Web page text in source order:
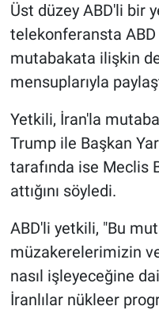
Üst düzey ABD'li bir
telekonferansta ABD
mutabakata ilişkin
mensuplarıyla
Yetkili, İran'la
Trump ile Başkan
tarafında ise Meclis
attığını söyledi.
ABD'li yetkili, "Bu
müzakerelerimizin
nasıl işleyeceğine
İranlılar nükleer